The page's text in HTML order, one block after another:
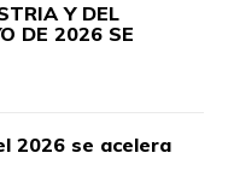
Y DEL
DE 2026 SE
2026 se acelera